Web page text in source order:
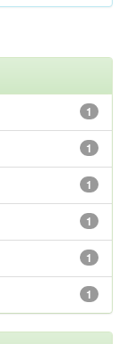
1
1
1
1
1
1